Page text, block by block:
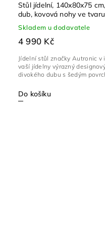
Stůl jídelní, 140x80x75
dub, kovová nohy ve
F4214 GREY
Skladem u dodavatele
4 990 Kč
Do košíku
Jídelní stůl značky Autronic
vaší jídelny výrazný
divokého dubu s šedým